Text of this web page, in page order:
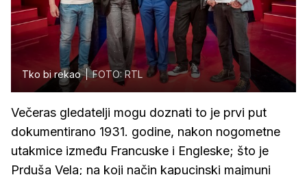
Tko bi rekao FOTO: RTL
Večeras gledatelji mogu doznati to je prvi put
dokumentirano 1931. godine, nakon nogometne
utakmice između Francuske i Engleske; što je
Prduša Vela; na koji način kapucinski majmuni